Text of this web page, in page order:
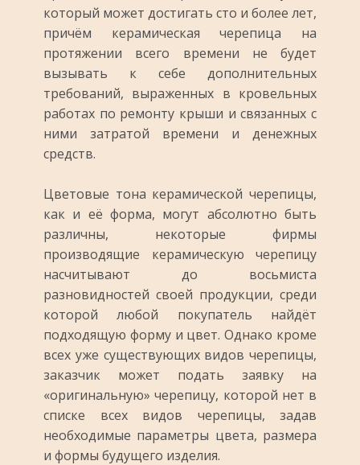
который может достигать сто и более лет,
причём керамическая черепица на
протяжении всего времени не будет
вызывать к себе дополнительных
требований, выраженных в кровельных
работах по ремонту крыши и связанных с
ними затратой времени и денежных
средств.
Цветовые тона керамической черепицы,
как и её форма, могут абсолютно быть
различны, некоторые фирмы
производящие керамическую черепицу
насчитывают до восьмиста
разновидностей своей продукции, среди
которой любой покупатель найдёт
подходящую форму и цвет. Однако кроме
всех уже существующих видов черепицы,
заказчик может подать заявку на
«оригинальную» черепицу, которой нет в
списке всех видов черепицы, задав
необходимые параметры цвета, размера
и формы будущего изделия.